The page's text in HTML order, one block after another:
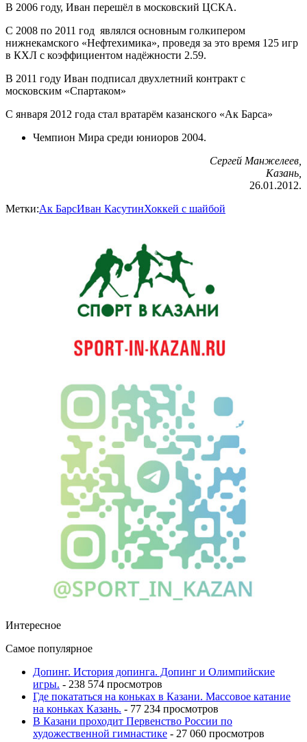
В 2006 году, Иван перешёл в московский ЦСКА.
С 2008 по 2011 год являлся основным голкипером
нижнекамского «Нефтехимика», проведя за это время 125 игр
в КХЛ с коэффициентом надёжности 2.59.
В 2011 году Иван подписал двухлетний контракт с
московским «Спартаком»
С января 2012 года стал вратарём казанского «Ак Барса»
Чемпион Мира среди юниоров 2004.
Сергей Манжелеев,
Казань,
26.01.2012.
Метки:Ак БарсИван КасутинХоккей с шайбой
Интересное
Самое популярное
Допинг. История допинга. Допинг и Олимпийские
игры. - 238 574 просмотров
Где покататься на коньках в Казани. Массовое катание
на коньках Казань. - 77 234 просмотров
В Казани проходит Первенство России по
художественной гимнастике - 27 060 просмотров